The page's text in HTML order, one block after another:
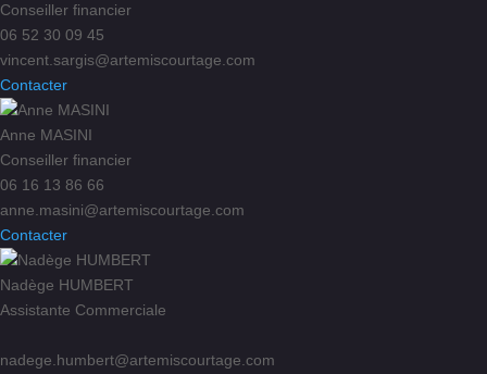
Conseiller financier
06 52 30 09 45
vincent.sargis@artemiscourtage.com
Contacter
Anne MASINI
Conseiller financier
06 16 13 86 66
anne.masini@artemiscourtage.com
Contacter
Nadège HUMBERT
Assistante Commerciale
nadege.humbert@artemiscourtage.com